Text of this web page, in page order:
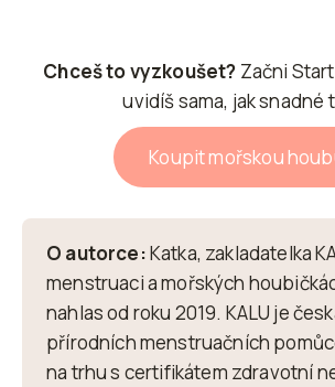
Chceš to vyzkoušet? Začni
uvidíš sama, jak snadné
Koupit mořskou
O autorce:Katka, zakladatelka
menstruaci a mořských
nahlas od roku 2019. KALU je
přírodních menstruačních
na trhu s certifikátem zdravotní